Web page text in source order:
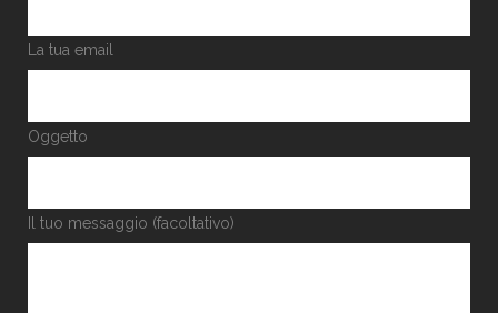
La tua email
Oggetto
Il tuo messaggio (facoltativo)